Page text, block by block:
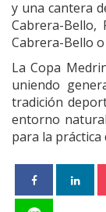
y una cantera
Cabrera-Bello,
Cabrera-Bello
La Copa
uniendo
tradición
entorno
para la